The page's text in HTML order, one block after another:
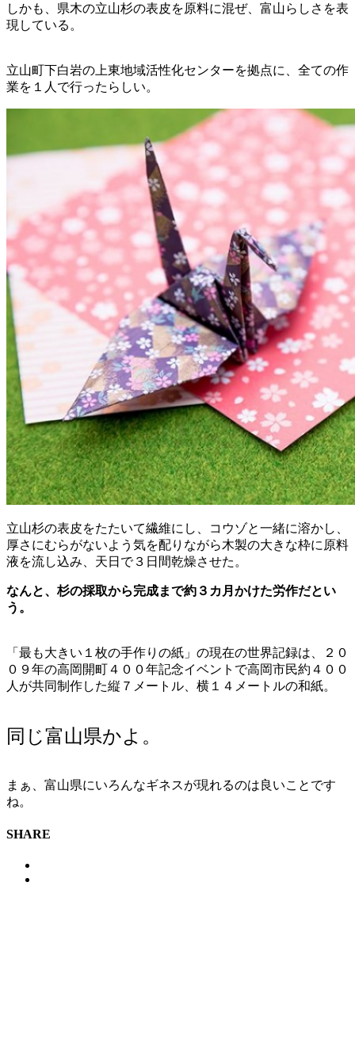
しかも、県木の立山杉の表皮を原料に混ぜ、富山らしさを表
現している。
立山町下白岩の上東地域活性化センターを拠点に、全ての作
業を１人で行ったらしい。
立山杉の表皮をたたいて繊維にし、コウゾと一緒に溶かし、
厚さにむらがないよう気を配りながら木製の大きな枠に原料
液を流し込み、天日で３日間乾燥させた。
なんと、杉の採取から完成まで約３カ月かけた労作だとい
う。
「最も大きい１枚の手作りの紙」の現在の世界記録は、２０
０９年の高岡開町４００年記念イベントで高岡市民約４００
人が共同制作した縦７メートル、横１４メートルの和紙。
同じ富山県かよ。
まぁ、富山県にいろんなギネスが現れるのは良いことです
ね。
SHARE